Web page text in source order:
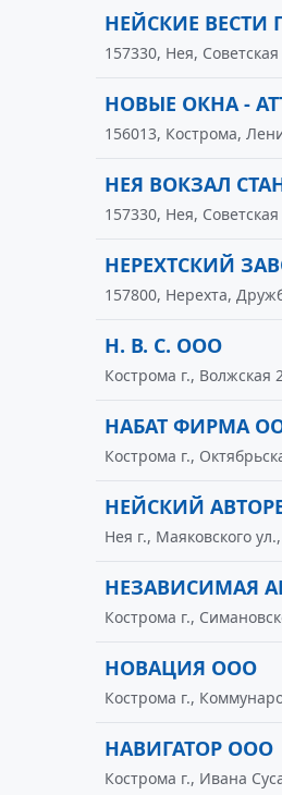
НЕЙСКИЕ ВЕСТИ
157330, Нея,
НОВЫЕ ОКНА -
156013, Кострома,
НЕЯ ВОКЗАЛ
157330, Нея, Советская
НЕРЕХТСКИЙ
157800, Нерехта,
Н. В. С. ООО
Кострома г., Волжская
НАБАТ ФИРМА
Кострома г.,
НЕЙСКИЙ
Нея г., Маяковского
НЕЗАВИСИМАЯ
Кострома г.,
НОВАЦИЯ ООО
Кострома г.,
НАВИГАТОР ООО
Кострома г., Ивана